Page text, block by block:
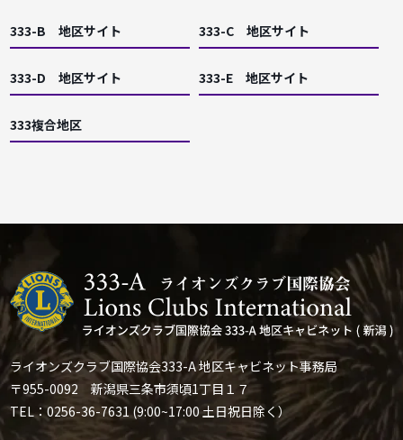
333-B 地区サイト 333-C 地区サイト
333-D 地区サイト 333-E 地区サイト
333複合地区
ライオンズクラブ国際協会333-A 地区キャビネット事務局
〒955-0092 新潟県三条市須頃1丁目１７
TEL：0256-36-7631 (9:00~17:00 土日祝日除く）